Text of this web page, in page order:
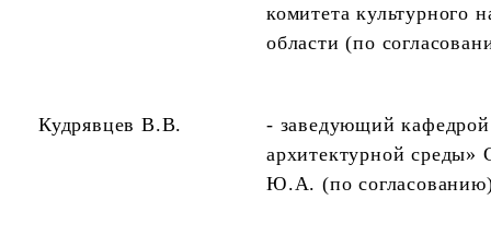
комитета культурного
области (по
Кудрявцев В.В.
- заведующий
архитектурной
Ю.А. (по